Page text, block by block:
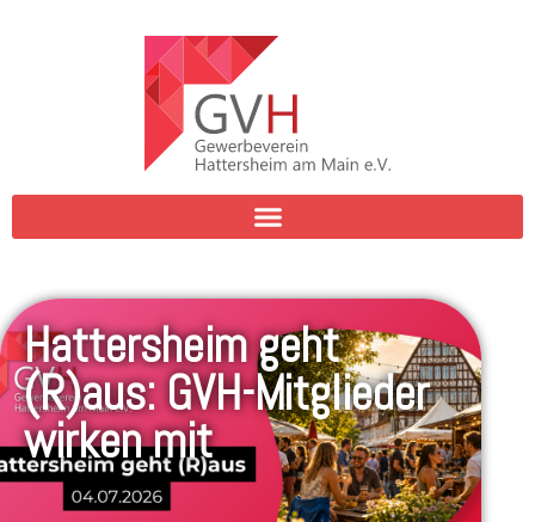
Hattersheim geht
(R)aus: GVH-Mitglieder
wirken mit